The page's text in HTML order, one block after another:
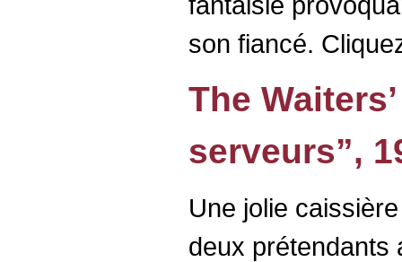
son fiancé.
The
serveurs”,
Une jolie
deux prétendants